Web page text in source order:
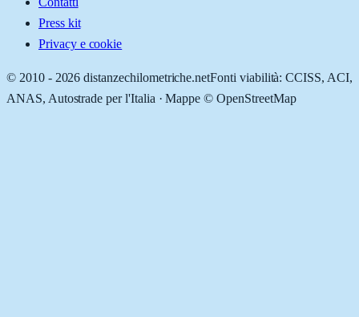
Press kit
Privacy e cookie
© 2010 - 2026 distanzechilometriche.netFonti viabilità: CCISS, ACI,
ANAS, Autostrade per l'Italia · Mappe © OpenStreetMap